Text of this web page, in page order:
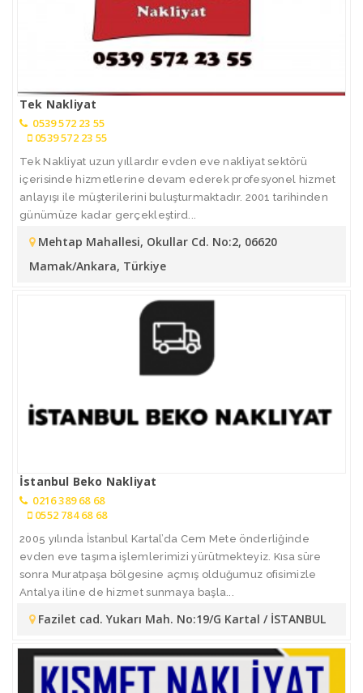
Tek Nakliyat
0539 572 23 55
0539 572 23 55
Tek Nakliyat uzun yıllardır evden eve nakliyat sektörü
içerisinde hizmetlerine devam ederek profesyonel hizmet
anlayışı ile müşterilerini buluşturmaktadır. 2001 tarihinden
günümüze kadar gerçekleştird...
Mehtap Mahallesi, Okullar Cd. No:2, 06620
Mamak/Ankara, Türkiye
İstanbul Beko Nakliyat
0216 389 68 68
0552 784 68 68
2005 yılında İstanbul Kartal’da Cem Mete önderliğinde
evden eve taşıma işlemlerimizi yürütmekteyiz. Kısa süre
sonra Muratpaşa bölgesine açmış olduğumuz ofisimizle
Antalya iline de hizmet sunmaya başla...
Fazilet cad. Yukarı Mah. No:19/G Kartal / İSTANBUL